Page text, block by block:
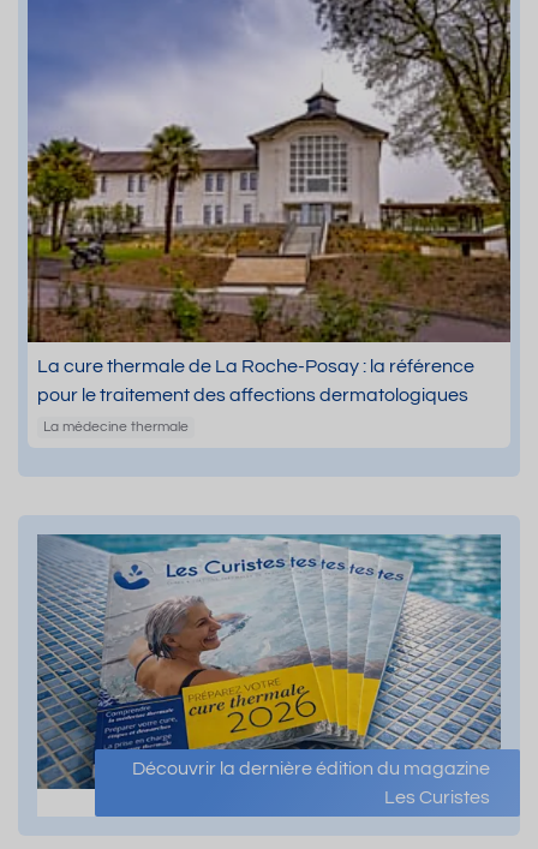
La cure thermale de La Roche-Posay : la référence
pour le traitement des affections dermatologiques
La médecine thermale
Découvrir la dernière édition du magazine
Les Curistes